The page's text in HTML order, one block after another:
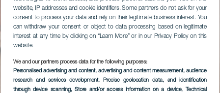
website, IP addresses and cookie identifiers. Some partners do not ask for your
consent to process your data and rely on their legitimate business interest. You
can withdraw your consent or object to data processing based on legitimate
interest at any time by clicking on “Learn More” or in our Privacy Policy on this
website.
We and our partners process data for the following purposes:
Personalised advertising and content, advertising and content measurement, audience
research and services development, Precise geolocation data, and identification
through device scanning, Store and/or access information on a device, Technical